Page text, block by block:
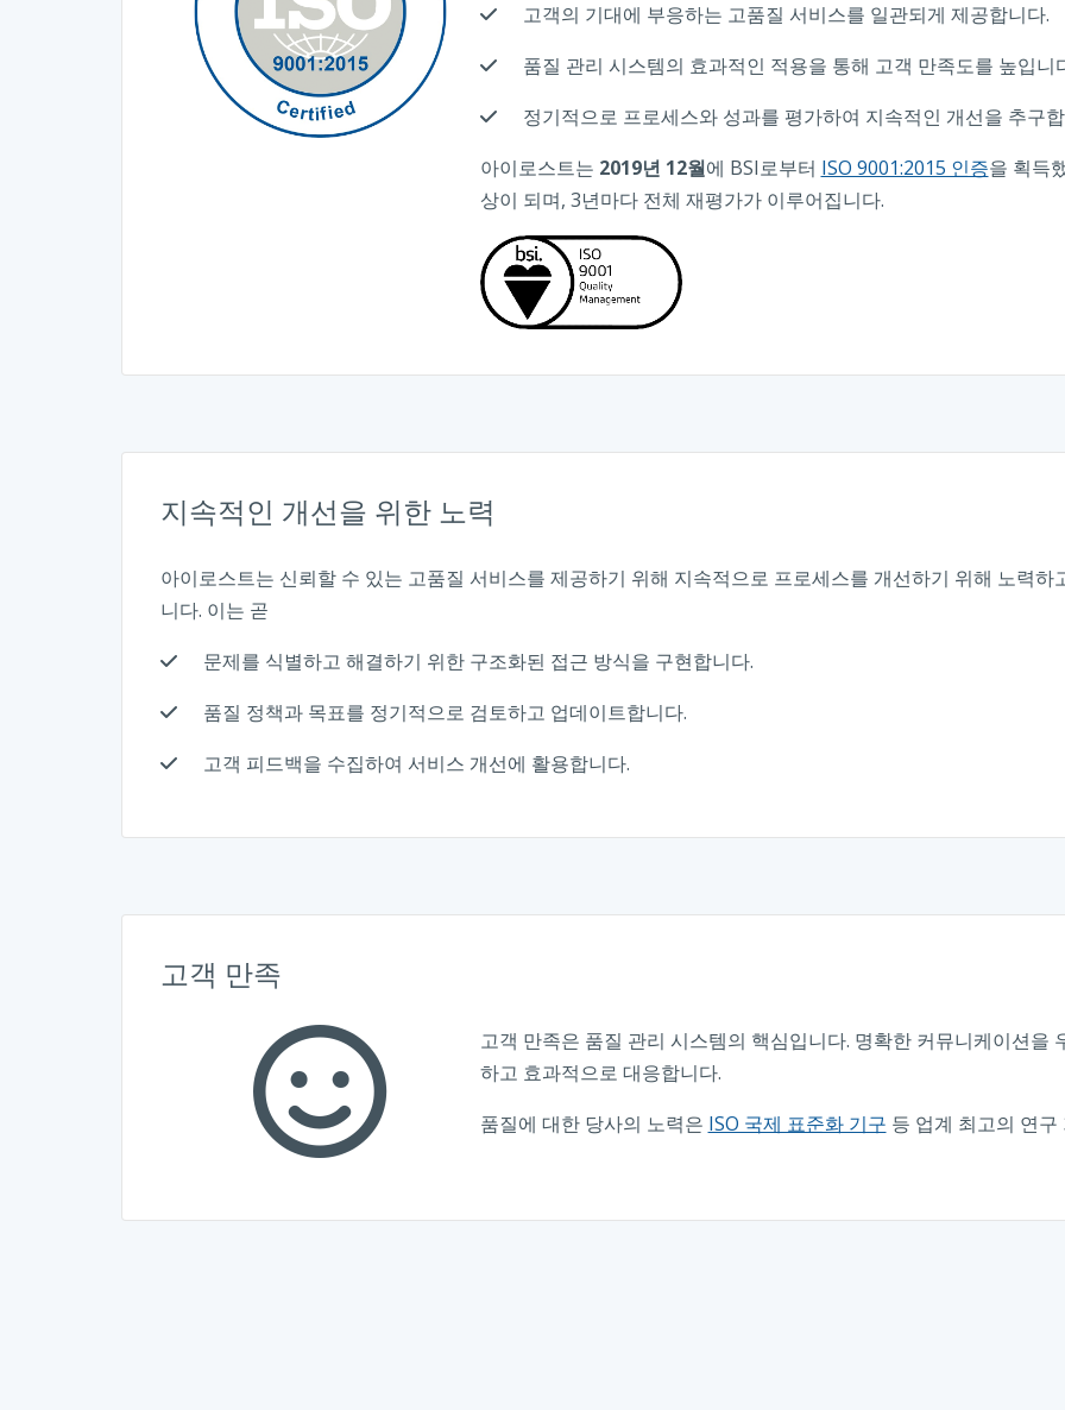
고객의 기대에 부응하는 고품질 서비스를 일관되게 제공합니다.
품질 관리 시스템의 효과적인 적용을 통해 고객 만족도를 높입니
정기적으로 프로세스와 성과를 평가하여 지속적인 개선을 추구
아이로스트는 2019년 12월에 BSI로부터 ISO 9001:2015 인증을 획득
상이 되며, 3년마다 전체 재평가가 이루어집니다.
지속적인 개선을 위한 노력
아이로스트는 신뢰할 수 있는 고품질 서비스를 제공하기 위해 지속적으로 프로세스를 개선하기 위해 노력하
니다. 이는 곧
문제를 식별하고 해결하기 위한 구조화된 접근 방식을 구현합니다.
품질 정책과 목표를 정기적으로 검토하고 업데이트합니다.
고객 피드백을 수집하여 서비스 개선에 활용합니다.
고객 만족
고객 만족은 품질 관리 시스템의 핵심입니다. 명확한 커뮤니케이션을
하고 효과적으로 대응합니다.
품질에 대한 당사의 노력은 ISO 국제 표준화 기구 등 업계 최고의 연